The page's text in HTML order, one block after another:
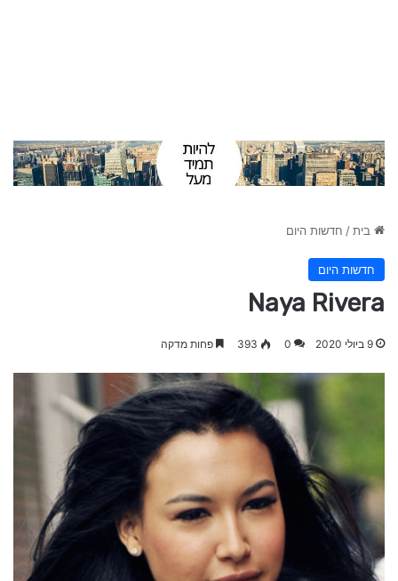
בית/ חדשות היום
חדשות היום
Naya Rivera
9 ביולי 2020 0
393 פחות מדקה